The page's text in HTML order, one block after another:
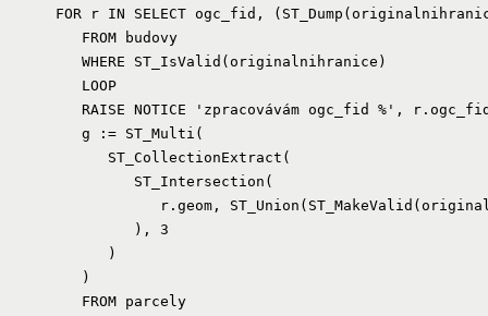
FOR r IN SELECT ogc_fid,
         FROM budovy
         WHERE ST_IsValid(originalnihranice)
         LOOP
RAISE NOTICE 'zpracovávám ogc_fid %',
         g := ST_Multi(
            ST_CollectionExtract(
               ST_Intersection(
r.geom,
               ), 3
            )
         )
         FROM parcely